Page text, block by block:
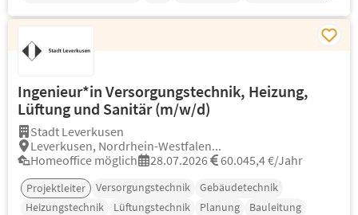
Ingenieur*in Versorgungstechnik, Heizung,
Lüftung und Sanitär (m/w/d)
Stadt Leverkusen
Leverkusen, Nordrhein-Westfalen...
Homeoffice möglich
28.07.2026 60.045,4 €/Jahr
Projektleiter Versorgungstechnik
Gebäudetechnik
Heizungstechnik
Lüftungstechnik Planung Bauleitung